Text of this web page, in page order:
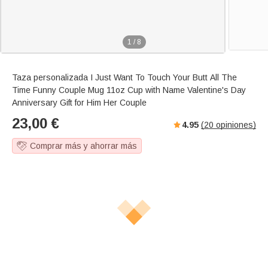
1 / 8
Taza personalizada I Just Want To Touch Your Butt All The
Time Funny Couple Mug 11oz Cup with Name Valentine's Day
Anniversary Gift for Him Her Couple
23,00 € 4.95 (20 opiniones)
Comprar más y ahorrar más